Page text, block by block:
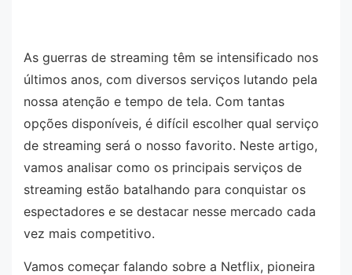
As guerras de streaming têm se intensificado nos
últimos anos, com diversos serviços lutando pela
nossa atenção e tempo de tela. Com tantas
opções disponíveis, é difícil escolher qual serviço
de streaming será o nosso favorito. Neste artigo,
vamos analisar como os principais serviços de
streaming estão batalhando para conquistar os
espectadores e se destacar nesse mercado cada
vez mais competitivo.
Vamos começar falando sobre a Netflix, pioneira